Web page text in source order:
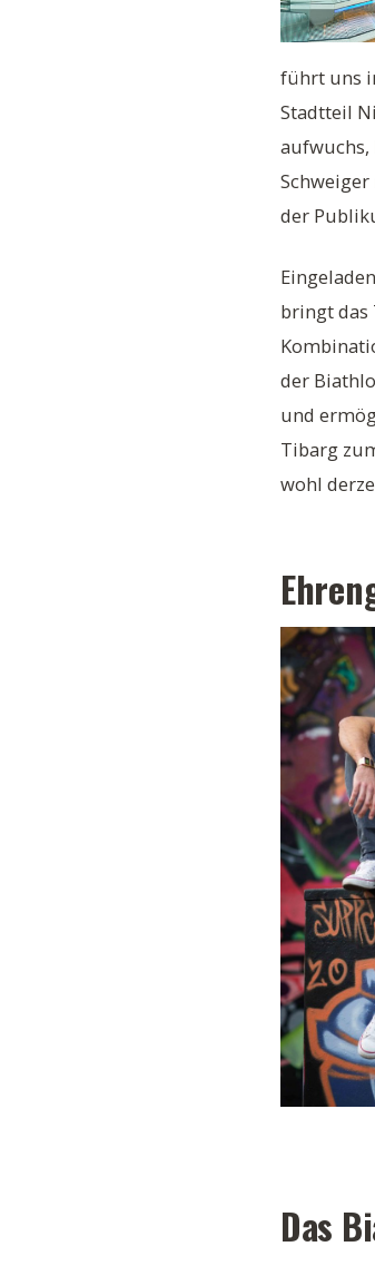
führt uns
Stadtteil
aufwuchs,
der
bringt das
der
und
Tibarg
wohl
Das